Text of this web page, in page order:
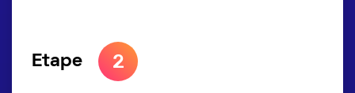
Etape 2